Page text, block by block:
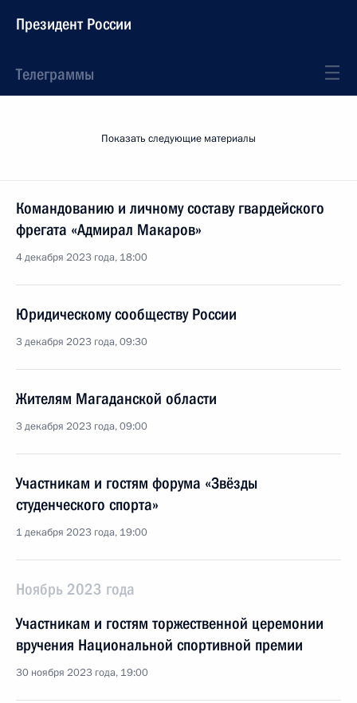
Президент России
Телеграммы
Показать следующие материалы
Командованию и личному составу гвардейского
фрегата «Адмирал Макаров»
4 декабря 2023 года, 18:00
Юридическому сообществу России
3 декабря 2023 года, 09:30
Жителям Магаданской области
3 декабря 2023 года, 09:00
Участникам и гостям форума «Звёзды
студенческого спорта»
1 декабря 2023 года, 19:00
Ноябрь 2023 года
Участникам и гостям торжественной церемонии
вручения Национальной спортивной премии
30 ноября 2023 года, 19:00